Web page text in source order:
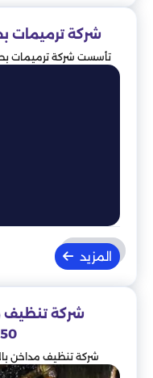
شركة ترميمات بحائل
تأسست شركة ترميمات بحائل في عام
المزيد
شركة تنظيف
شركة تنظيف مداخن